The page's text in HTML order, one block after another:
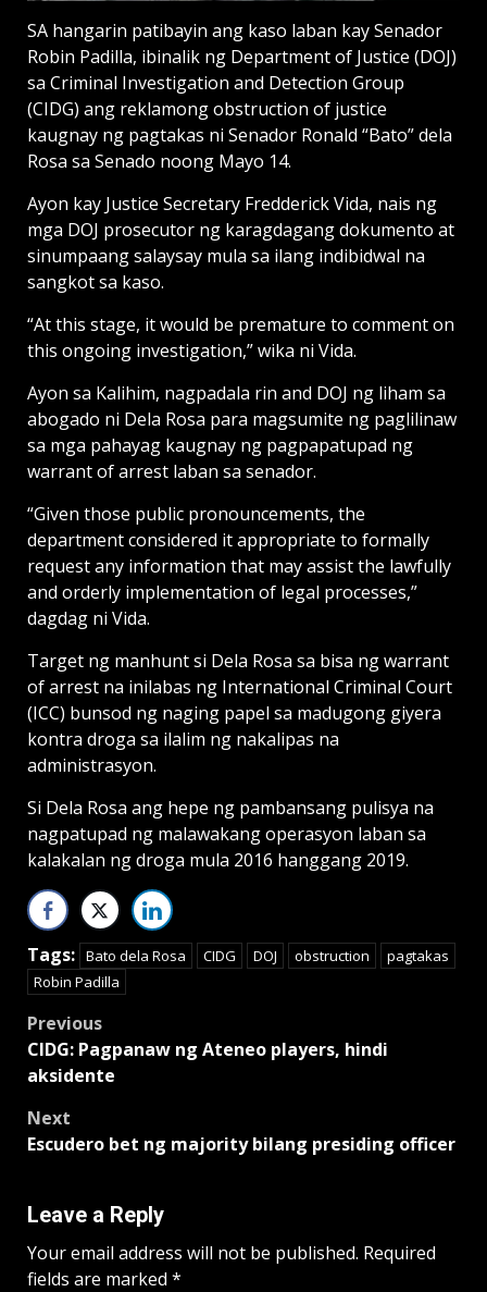
SA hangarin patibayin ang kaso laban kay Senador
Robin Padilla, ibinalik ng Department of Justice (DOJ)
sa Criminal Investigation and Detection Group
(CIDG) ang reklamong obstruction of justice
kaugnay ng pagtakas ni Senador Ronald “Bato” dela
Rosa sa Senado noong Mayo 14.
Ayon kay Justice Secretary Fredderick Vida, nais ng
mga DOJ prosecutor ng karagdagang dokumento at
sinumpaang salaysay mula sa ilang indibidwal na
sangkot sa kaso.
“At this stage, it would be premature to comment on
this ongoing investigation,” wika ni Vida.
Ayon sa Kalihim, nagpadala rin and DOJ ng liham sa
abogado ni Dela Rosa para magsumite ng paglilinaw
sa mga pahayag kaugnay ng pagpapatupad ng
warrant of arrest laban sa senador.
“Given those public pronouncements, the
department considered it appropriate to formally
request any information that may assist the lawfully
and orderly implementation of legal processes,”
dagdag ni Vida.
Target ng manhunt si Dela Rosa sa bisa ng warrant
of arrest na inilabas ng International Criminal Court
(ICC) bunsod ng naging papel sa madugong giyera
kontra droga sa ilalim ng nakalipas na
administrasyon.
Si Dela Rosa ang hepe ng pambansang pulisya na
nagpatupad ng malawakang operasyon laban sa
kalakalan ng droga mula 2016 hanggang 2019.
Tags: Bato dela Rosa CIDG DOJ obstruction
pagtakas
Robin Padilla
Post
navigation
Previous
CIDG: Pagpanaw ng Ateneo players, hindi
aksidente
Next
Escudero bet ng majority bilang presiding officer
Leave a Reply
Your email address will not be published. Required
fields are marked *